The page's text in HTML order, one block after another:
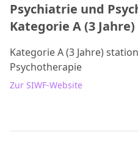
Psychiatrie und
Kategorie A (3
Kategorie A (3 Jahre)
Psychotherapie
Zur SIWF-Website